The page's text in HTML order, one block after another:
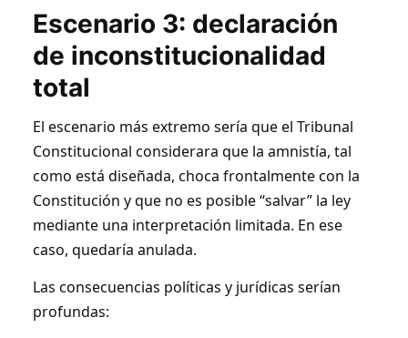
Escenario 3: declaración
de inconstitucionalidad
total
El escenario más extremo sería que el Tribunal
Constitucional considerara que la amnistía, tal
como está diseñada, choca frontalmente con la
Constitución y que no es posible “salvar” la ley
mediante una interpretación limitada. En ese
caso, quedaría anulada.
Las consecuencias políticas y jurídicas serían
profundas: